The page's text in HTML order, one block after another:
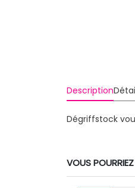
Description
Dégriffstock
VOUS